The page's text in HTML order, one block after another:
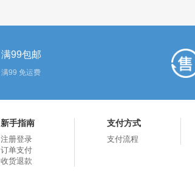
满99包邮
满99 免运费
新手指南
注册登录
订单支付
收货退款
支付方式
支付流程